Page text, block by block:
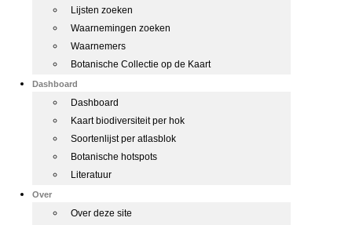
Lijsten zoeken
Waarnemingen zoeken
Waarnemers
Botanische Collectie op de Kaart
Dashboard
Dashboard
Kaart biodiversiteit per hok
Soortenlijst per atlasblok
Botanische hotspots
Literatuur
Over
Over deze site